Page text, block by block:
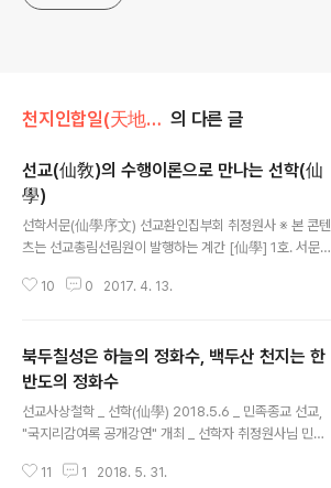
천지인합일(天地人合一) 의 다른 글
선교(仙敎)의 수행이론으로 만나는 선학(仙
學)
선학서문(仙學序文) 선교환인집부회 취정원사 ※ 본 콘텐
츠는 선교총림선림원이 발행하는 계간 [仙學] 1호. 서문으
불법이용의 경우 법적책임을 지게됩니다. 선학(仙學)은 한
책이다. 일반 대중의 선(仙)에 대한 도(道) · 학(學)의 열망
또한 순수한 것이기에 선교(仙敎) 입교자(入敎者)와 선외
자(宣外者) 구별없이 선제(仙弟)라 하는 것이며, 결국 선
학(仙學)은 참되고 바른 것을 추구하는 모든 이의 학문이
될 것이다. 한국선도(韓國仙道)의 정통맥은 끊어진지 오
래이다. 간혹 한국선도의 정통(正統)을 주장하는 경우가
10 0 2017. 4. 13.
북두칠성은 하늘의 정화수, 백두산 천지는 한
반도의 정화수
선교사상철학 _ 선학(仙學) 2018.5.6 _ 민족종교 선교,
"국지리감여록 공개강연" 개최 _ 선학자 취정원사님 민족
정원사 “한반도는 선인무수형, 백두산 천지는 하늘에 정화
11 1 2018. 5. 31.